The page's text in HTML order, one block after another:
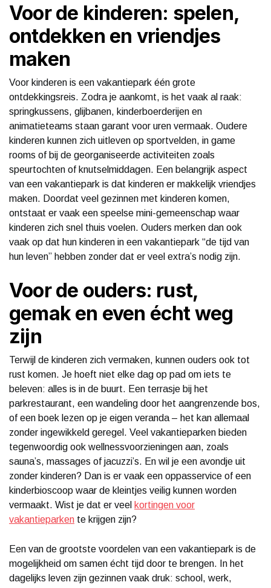
Voor de kinderen: spelen,
ontdekken en vriendjes
maken
Voor kinderen is een vakantiepark één grote
ontdekkingsreis. Zodra je aankomt, is het vaak al raak:
springkussens, glijbanen, kinderboerderijen en
animatieteams staan garant voor uren vermaak. Oudere
kinderen kunnen zich uitleven op sportvelden, in game
rooms of bij de georganiseerde activiteiten zoals
speurtochten of knutselmiddagen. Een belangrijk aspect
van een vakantiepark is dat kinderen er makkelijk vriendjes
maken. Doordat veel gezinnen met kinderen komen,
ontstaat er vaak een speelse mini-gemeenschap waar
kinderen zich snel thuis voelen. Ouders merken dan ook
vaak op dat hun kinderen in een vakantiepark “de tijd van
hun leven” hebben zonder dat er veel extra’s nodig zijn.
Voor de ouders: rust,
gemak en even écht weg
zijn
Terwijl de kinderen zich vermaken, kunnen ouders ook tot
rust komen. Je hoeft niet elke dag op pad om iets te
beleven: alles is in de buurt. Een terrasje bij het
parkrestaurant, een wandeling door het aangrenzende bos,
of een boek lezen op je eigen veranda – het kan allemaal
zonder ingewikkeld geregel. Veel vakantieparken bieden
tegenwoordig ook wellnessvoorzieningen aan, zoals
sauna’s, massages of jacuzzi’s. En wil je een avondje uit
zonder kinderen? Dan is er vaak een oppasservice of een
kinderbioscoop waar de kleintjes veilig kunnen worden
vermaakt. Wist je dat er veel kortingen voor
vakantieparken te krijgen zijn?
Een van de grootste voordelen van een vakantiepark is de
mogelijkheid om samen écht tijd door te brengen. In het
dagelijks leven zijn gezinnen vaak druk: school, werk,